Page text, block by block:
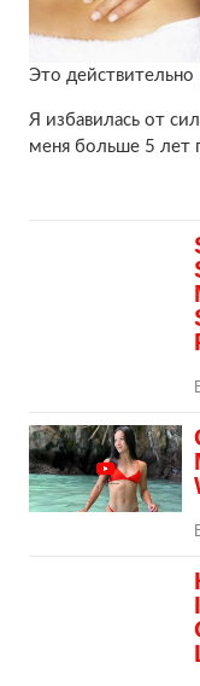
Это действительно
Я избавилась от
меня больше 5 лет